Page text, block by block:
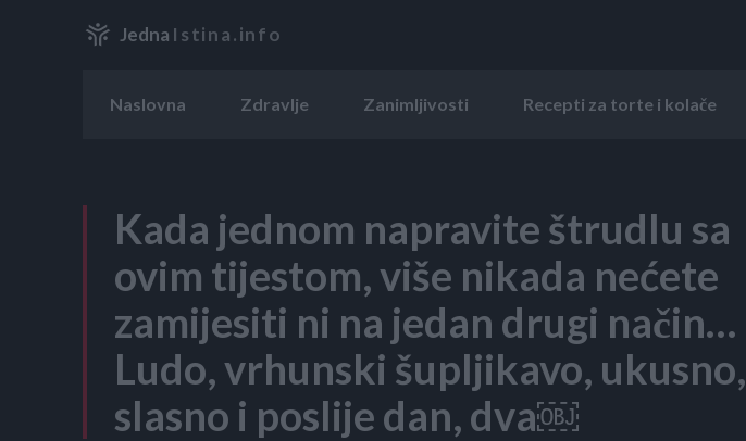
Jedna Istina.info
Naslovna Zdravlje Zanimljivosti Recepti za torte i kolače
Kada jednom napravite štrudlu sa
ovim tijestom, više nikada nećete
zamijesiti ni na jedan drugi način…
Ludo, vrhunski šupljikavo, ukusno,
slasno i poslije dan, dva￼